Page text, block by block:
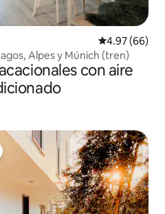
Calificación
4.97 (66)
Alpes y Múnich (tren)
con aire